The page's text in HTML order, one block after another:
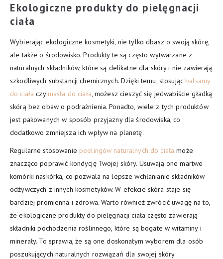
Ekologiczne produkty do pielęgnacji
ciała
Wybierając ekologiczne kosmetyki, nie tylko dbasz o swoją skórę,
ale także o środowisko. Produkty te są często wytwarzane z
naturalnych składników, które są delikatne dla skóry i nie zawierają
szkodliwych substancji chemicznych. Dzięki temu, stosując balsamy
do ciała czy masła do ciała, możesz cieszyć się jedwabiście gładką
skórą bez obaw o podrażnienia. Ponadto, wiele z tych produktów
jest pakowanych w sposób przyjazny dla środowiska, co
dodatkowo zmniejsza ich wpływ na planetę.
Regularne stosowanie peelingów naturalnych do ciała może
znacząco poprawić kondycję Twojej skóry. Usuwają one martwe
komórki naskórka, co pozwala na lepsze wchłanianie składników
odżywczych z innych kosmetyków. W efekcie skóra staje się
bardziej promienna i zdrowa. Warto również zwrócić uwagę na to,
że ekologiczne produkty do pielęgnacji ciała często zawierają
składniki pochodzenia roślinnego, które są bogate w witaminy i
minerały. To sprawia, że są one doskonałym wyborem dla osób
poszukujących naturalnych rozwiązań dla swojej skóry.